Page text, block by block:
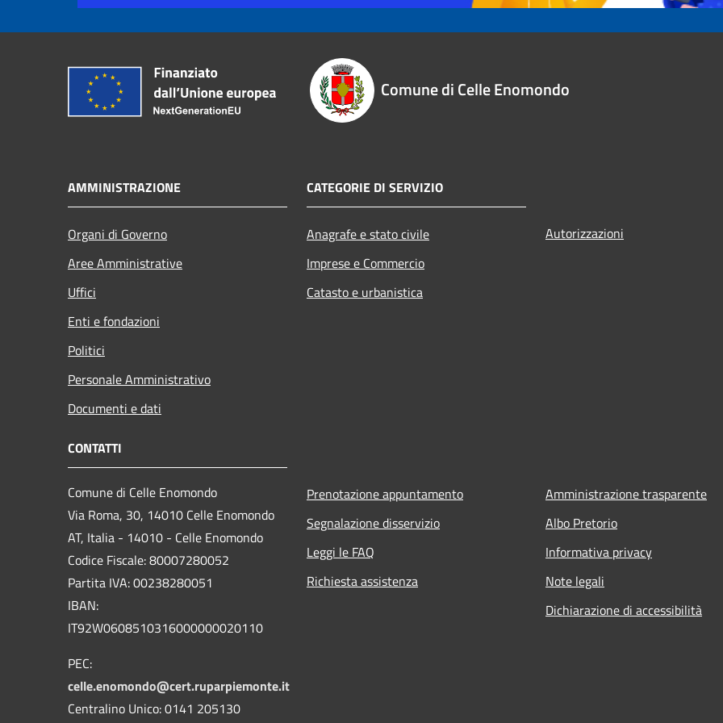
Comune di Celle Enomondo
AMMINISTRAZIONE
Organi di Governo
Aree Amministrative
Uffici
Enti e fondazioni
Politici
Personale Amministrativo
Documenti e dati
CATEGORIE DI SERVIZIO
Anagrafe e stato civile
Imprese e Commercio
Catasto e urbanistica
Autorizzazioni
CONTATTI
Comune di Celle Enomondo
Via Roma, 30, 14010 Celle Enomondo
AT, Italia - 14010 - Celle Enomondo
Codice Fiscale: 80007280052
Partita IVA: 00238280051
IBAN:
IT92W0608510316000000020110
PEC:
celle.enomondo@cert.ruparpiemonte.it
Centralino Unico: 0141 205130
Prenotazione appuntamento
Segnalazione disservizio
Leggi le FAQ
Richiesta assistenza
Amministrazione trasparente
Albo Pretorio
Informativa privacy
Note legali
Dichiarazione di accessibilità